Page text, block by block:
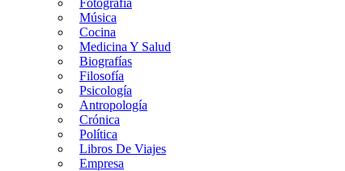
Fotografía
Música
Cocina
Medicina Y Salud
Biografías
Filosofía
Psicología
Antropología
Crónica
Política
Libros De Viajes
Empresa